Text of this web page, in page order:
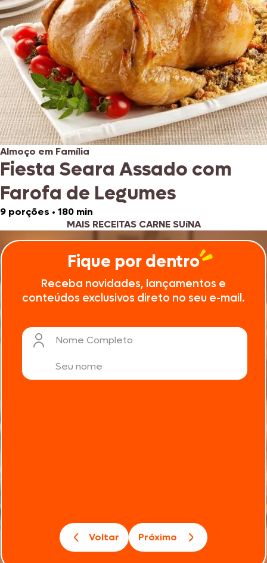
Almoço em Família
Fiesta Seara Assado com
Farofa de Legumes
9 porções • 180 min
MAIS RECEITAS CARNE SUíNA
Fique por dentro
Receba novidades, lançamentos e
conteúdos exclusivos direto no seu e-mail.
Nome Completo
Voltar Próximo